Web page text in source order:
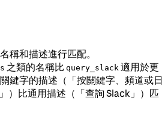
稱和描述進行匹配。
之類的名稱比 query_slack 適用於更
鍵字的描述（「按關鍵字、頻道或日
）比通用描述（「查詢 Slack」）匹